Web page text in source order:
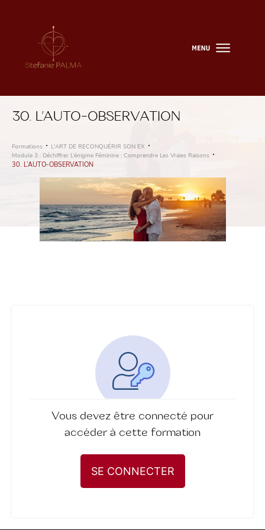
30. L’AUTO-OBSERVATION
Formations
L'ART DE RECONQUÉRIR SON EX
Module 3 : Déchiffrer L’énigme Féminine : Comprendre Les Vraies Raisons
30. L’AUTO-OBSERVATION
Vous devez être connecté pour
accéder à cette formation
SE CONNECTER